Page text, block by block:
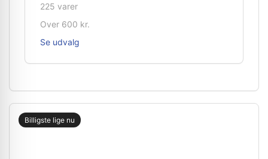
225 varer
Over 600 kr.
Se udvalg
Billigste lige nu